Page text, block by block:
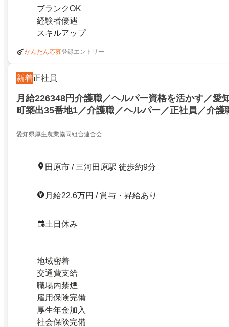
ブランクOK
経験者優遇
スキルアップ
かんたん応募登録エントリー
新着正社員
月給226348円介護職／ヘルパー資格を活かす／愛
町築出35番地1／介護職／ヘルパー／正社員／介護
愛知県厚生農業協同組合連合会
田原市 / 三河田原駅 徒歩約9分
月給22.6万円 / 賞与・昇給あり
土日休み
地域密着
交通費支給
職場内禁煙
雇用保険完備
厚生年金加入
社会保険完備